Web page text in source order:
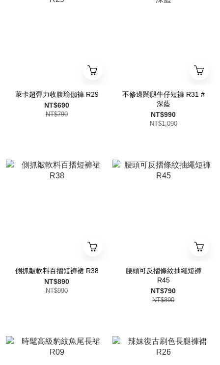
萊卡超彈力收腹瑜伽褲 R29
NT$690
NT$790
不修邊闊腿牛仔短褲 R31 #
深藍
NT$990
NT$1,090
側抓皺軟料百摺短褲裙 R38
NT$890
NT$990
腰頭可反摺條紋抽繩短褲
R45
NT$790
NT$890